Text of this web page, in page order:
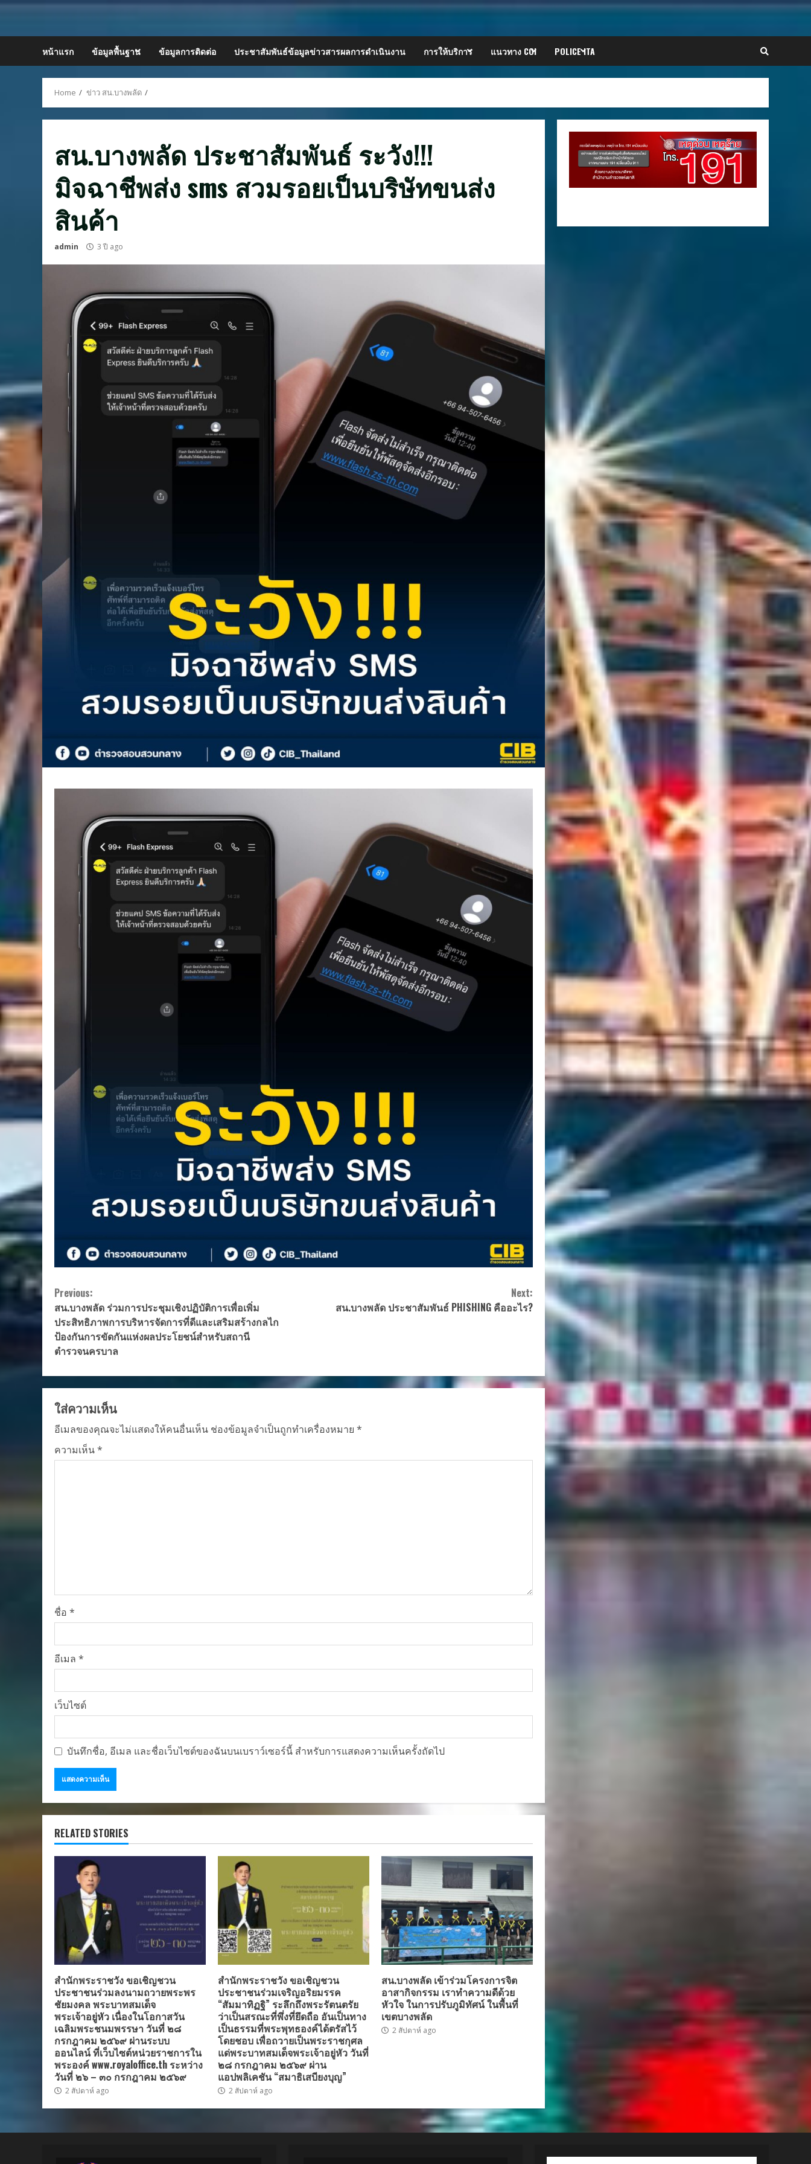
Skip
content
หน้าแรก ข้อมูลพื้นฐาน ข้อมูลการติดต่อ ประชาสัมพันธ์ข้อมูลข่าวสารผลการดำเนินงาน การให้บริการ แนวทาง COI POLICE ITA
Home ข่าว สน.บางพลัด
สน.บางพลัด ประชาสัมพันธ์ ระวัง!!!
มิจฉาชีพส่ง sms สวมรอยเป็นบริษัทขนส่ง
สินค้า
admin 3 ปี ago
Continue
Reading
Previous:
สน.บางพลัด ร่วมการประชุมเชิงปฏิบัติการเพื่อเพิ่ม
ประสิทธิภาพการบริหารจัดการที่ดีและเสริมสร้างกลไก
ป้องกันการขัดกันแห่งผลประโยชน์สำหรับสถานี
ตำรวจนครบาล
Next:
สน.บางพลัด ประชาสัมพันธ์ PHISHING คืออะไร?
ใส่ความเห็น
อีเมลของคุณจะไม่แสดงให้คนอื่นเห็น ช่องข้อมูลจำเป็นถูกทำเครื่องหมาย *
ความเห็น*
ชื่อ *
อีเมล *
เว็บไซต์
บันทึกชื่อ, อีเมล และชื่อเว็บไซต์ของฉันบนเบราว์เซอร์นี้ สำหรับการแสดงความเห็นครั้งถัดไป
RELATED STORIES
สำนักพระราชวัง ขอเชิญชวน
ประชาชนร่วมลงนามถวายพระพร
ชัยมงคล พระบาทสมเด็จ
พระเจ้าอยู่หัว เนื่องในโอกาสวัน
เฉลิมพระชนมพรรษา วันที่ ๒๘
กรกฎาคม ๒๕๖๙ ผ่านระบบ
ออนไลน์ ที่เว็บไซต์หน่วยราชการใน
พระองค์ www.royaloffice.th ระหว่าง
วันที่ ๒๖ – ๓๐ กรกฎาคม ๒๕๖๙
2 สัปดาห์ ago
สำนักพระราชวัง ขอเชิญชวน
ประชาชนร่วมเจริญอริยมรรค
“สัมมาทิฏฐิ” ระลึกถึงพระรัตนตรัย
ว่าเป็นสรณะที่พึ่งที่ยึดถือ อันเป็นทาง
เป็นธรรมที่พระพุทธองค์ได้ตรัสไว้
โดยชอบ เพื่อถวายเป็นพระราชกุศล
แด่พระบาทสมเด็จพระเจ้าอยู่หัว วันที่
๒๘ กรกฎาคม ๒๕๖๙ ผ่าน
แอปพลิเคชัน “สมาธิเสบียงบุญ”
2 สัปดาห์ ago
สน.บางพลัด เข้าร่วมโครงการจิต
อาสากิจกรรม เราทำความดีด้วย
หัวใจ ในการปรับภูมิทัศน์ ในพื้นที่
เขตบางพลัด
2 สัปดาห์ ago